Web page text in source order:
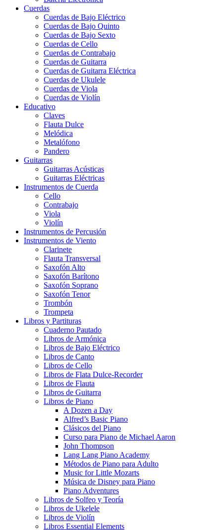
Cuerdas
Cuerdas de Bajo Eléctrico
Cuerdas de Bajo Quinto
Cuerdas de Bajo Sexto
Cuerdas de Cello
Cuerdas de Contrabajo
Cuerdas de Guitarra
Cuerdas de Guitarra Eléctrica
Cuerdas de Ukulele
Cuerdas de Viola
Cuerdas de Violín
Educativo
Claves
Flauta Dulce
Melódica
Metalófono
Pandero
Guitarras
Guitarras Acústicas
Guitarras Eléctricas
Instrumentos de Cuerda
Cello
Contrabajo
Viola
Violín
Instrumentos de Percusión
Instrumentos de Viento
Clarinete
Flauta Transversal
Saxofón Alto
Saxofón Barítono
Saxofón Soprano
Saxofón Tenor
Trombón
Trompeta
Libros y Partituras
Cuaderno Pautado
Libros de Armónica
Libros de Bajo Eléctrico
Libros de Canto
Libros de Cello
Libros de Flata Dulce-Recorder
Libros de Flauta
Libros de Guitarra
Libros de Piano
A Dozen a Day
Alfred’s Basic Piano
Clásicos del Piano
Curso para Piano de Michael Aaron
John Thompson
Lang Lang Piano Academy
Métodos de Piano para Adulto
Music for Little Mozarts
Música de Disney para Piano
Piano Adventures
Libros de Solfeo y Teoría
Libros de Ukelele
Libros de Violín
Libros Essential Elements